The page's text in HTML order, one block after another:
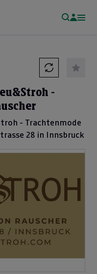
-
- Trachtenmode
28 in Innsbruck